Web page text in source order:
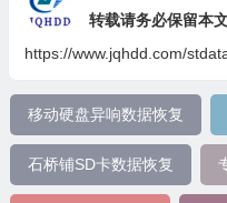
转载请务必保留本
https://www.jqhdd.com/
移动硬盘异响数据恢复
石桥铺SD卡数据恢复